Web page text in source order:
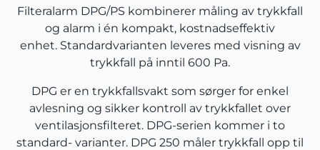
Filteralarm DPG/PS kombinerer måling av trykkfall
og alarm i én kompakt, kostnadseffektiv
enhet. Standardvarianten leveres med visning av
trykkfall på inntil 600 Pa.
DPG er en trykkfallsvakt som sørger for enkel
avlesning og sikker kontroll av trykkfallet over
ventilasjonsfilteret. DPG-serien kommer i to
standard- varianter. DPG 250 måler trykkfall opp til